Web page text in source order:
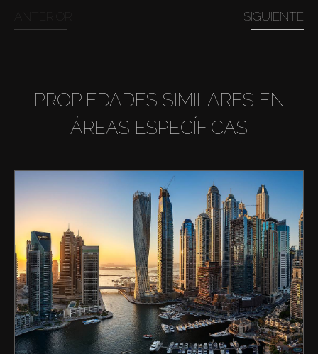
SIGUIENTE
PROPIEDADES SIMILARES EN
ÁREAS ESPECÍFICAS